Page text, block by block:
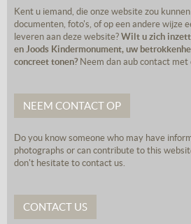
Kent u iemand, die onze website zou
documenten, foto's, of op een andere wijze
leveren aan deze website? Wilt u zich
en Joods Kindermonument, uw
concreet tonen? Neem dan aub contact met
NEEM CONTACT OP
Do you know someone who may have
photographs or can contribute to this
don't hesitate to contact us.
CONTACT US